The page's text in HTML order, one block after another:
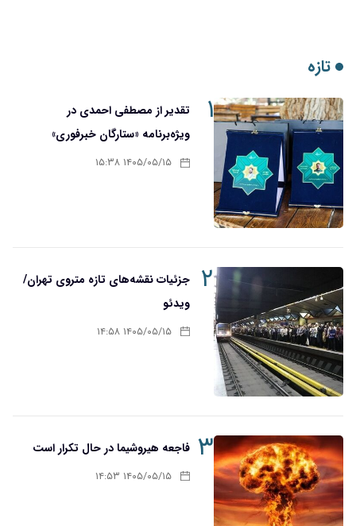
تازه
۱
تقدیر از مصطفی احمدی در
ویژه‌برنامه «ستارگان خبرفوری»
۱۴۰۵/۰۵/۱۵ ۱۵:۳۸
۲
جزئیات نقشه‌های تازه متروی تهران/
ویدئو
۱۴۰۵/۰۵/۱۵ ۱۴:۵۸
۳ فاجعه هیروشیما در حال تکرار است
۱۴۰۵/۰۵/۱۵ ۱۴:۵۳